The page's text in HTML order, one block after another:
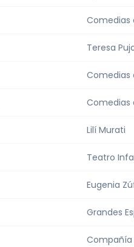
Comedias
Teresa
Comedias
Comedias
Lilí Murati
Teatro
Eugenia
Grandes
Compañía